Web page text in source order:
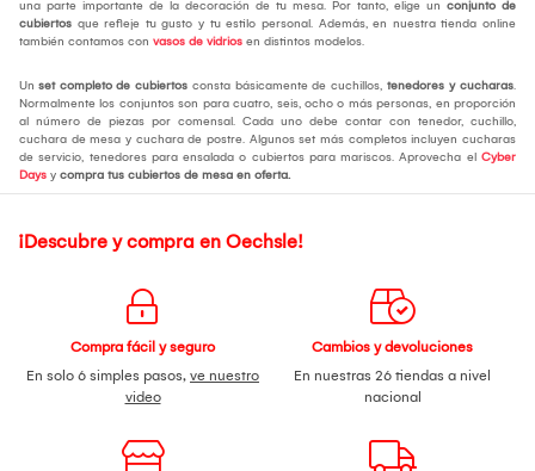
una parte importante de la decoración de tu mesa. Por tanto, elige un conjunto de
cubiertos que refleje tu gusto y tu estilo personal. Además, en nuestra tienda online
también contamos con vasos de vidrios en distintos modelos.
Un set completo de cubiertos consta básicamente de cuchillos, tenedores y cucharas.
Normalmente los conjuntos son para cuatro, seis, ocho o más personas, en proporción
al número de piezas por comensal. Cada uno debe contar con tenedor, cuchillo,
cuchara de mesa y cuchara de postre. Algunos set más completos incluyen cucharas
de servicio, tenedores para ensalada o cubiertos para mariscos. Aprovecha el Cyber
Days y compra tus cubiertos de mesa en oferta.
¡Descubre y compra en Oechsle!
Compra fácil y seguro
En solo 6 simples pasos, ve nuestro
video
Cambios y devoluciones
En nuestras 26 tiendas a nivel
nacional